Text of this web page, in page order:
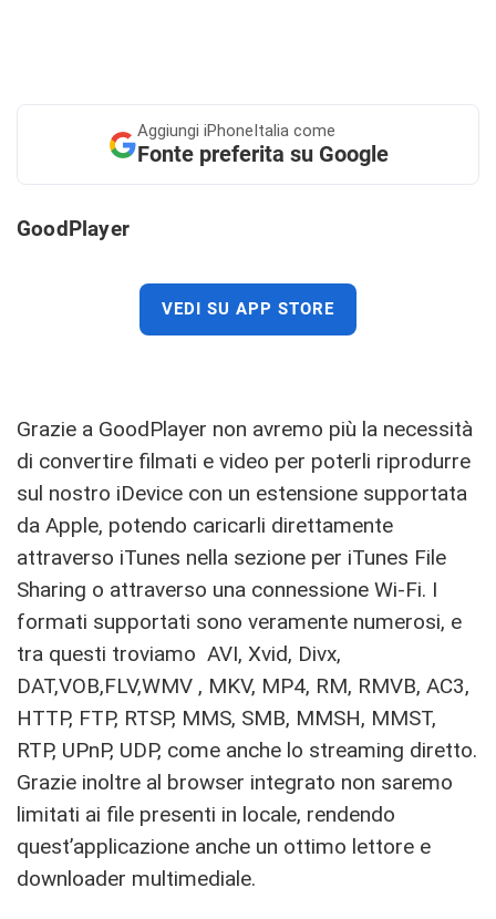
Aggiungi iPhoneItalia come
Fonte preferita su Google
GoodPlayer
VEDI SU APP STORE
Grazie a GoodPlayer non avremo più la necessità
di convertire filmati e video per poterli riprodurre
sul nostro iDevice con un estensione supportata
da Apple, potendo caricarli direttamente
attraverso iTunes nella sezione per iTunes File
Sharing o attraverso una connessione Wi-Fi. I
formati supportati sono veramente numerosi, e
tra questi troviamo AVI, Xvid, Divx,
DAT,VOB,FLV,WMV , MKV, MP4, RM, RMVB, AC3,
HTTP, FTP, RTSP, MMS, SMB, MMSH, MMST,
RTP, UPnP, UDP, come anche lo streaming diretto.
Grazie inoltre al browser integrato non saremo
limitati ai file presenti in locale, rendendo
quest’applicazione anche un ottimo lettore e
downloader multimediale.